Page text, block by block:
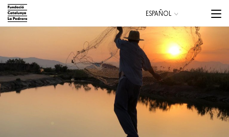
Pasar
contenido
navigation
Menu
CATALÀ
ESPAÑOL
ENGLISH